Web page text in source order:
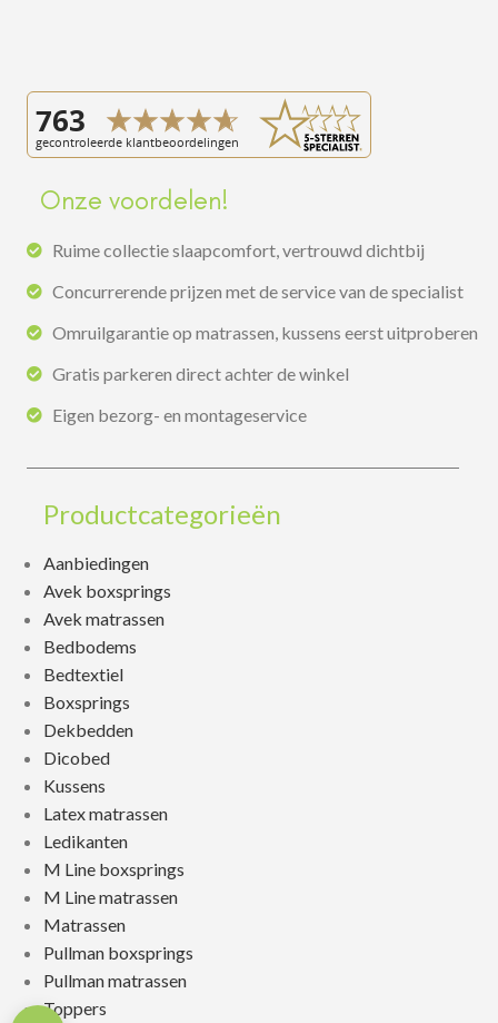
Onze voordelen!
Ruime collectie slaapcomfort, vertrouwd dichtbij
Concurrerende prijzen met de service van de specialist
Omruilgarantie op matrassen, kussens eerst uitproberen
Gratis parkeren direct achter de winkel
Eigen bezorg- en montageservice
Productcategorieën
Aanbiedingen
Avek boxsprings
Avek matrassen
Bedbodems
Bedtextiel
Boxsprings
Dekbedden
Dicobed
Kussens
Latex matrassen
Ledikanten
M Line boxsprings
M Line matrassen
Matrassen
Pullman boxsprings
Pullman matrassen
Toppers